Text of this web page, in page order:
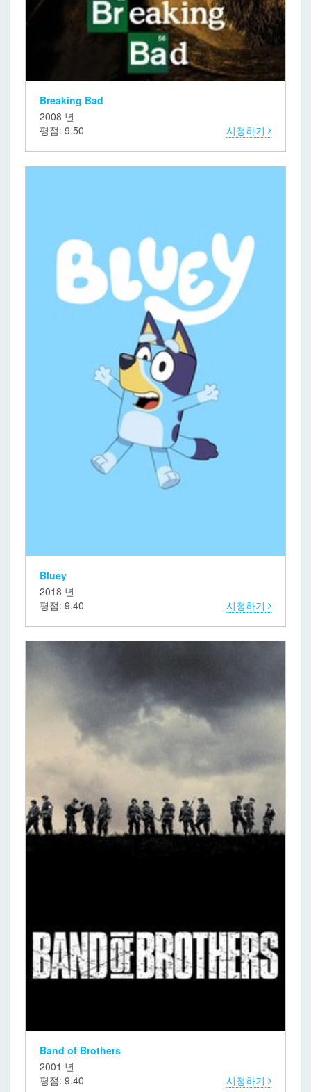
Breaking Bad
2008 년
평점: 9.50
시청하기
Bluey
2018 년
평점: 9.40
시청하기
Band of Brothers
2001 년
평점: 9.40
시청하기